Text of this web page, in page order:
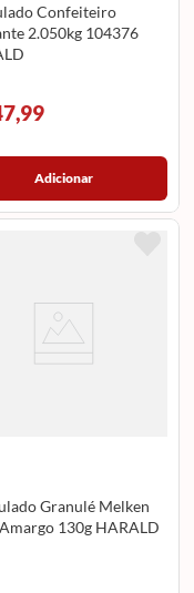
Confeiteiro
2.050kg 104376
Adicionar
Granulé Melken
130g HARALD